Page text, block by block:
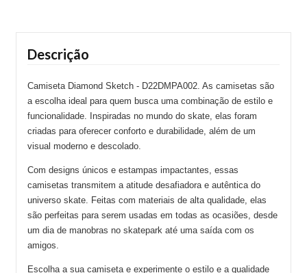
Descrição
Camiseta Diamond Sketch - D22DMPA002. As camisetas são
a escolha ideal para quem busca uma combinação de estilo e
funcionalidade. Inspiradas no mundo do skate, elas foram
criadas para oferecer conforto e durabilidade, além de um
visual moderno e descolado.
Com designs únicos e estampas impactantes, essas
camisetas transmitem a atitude desafiadora e autêntica do
universo skate. Feitas com materiais de alta qualidade, elas
são perfeitas para serem usadas em todas as ocasiões, desde
um dia de manobras no skatepark até uma saída com os
amigos.
Escolha a sua camiseta e experimente o estilo e a qualidade